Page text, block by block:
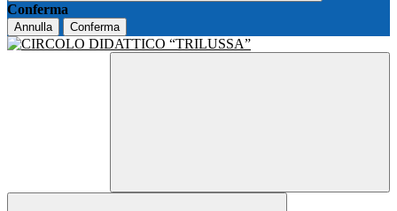
Conferma
Annulla Conferma